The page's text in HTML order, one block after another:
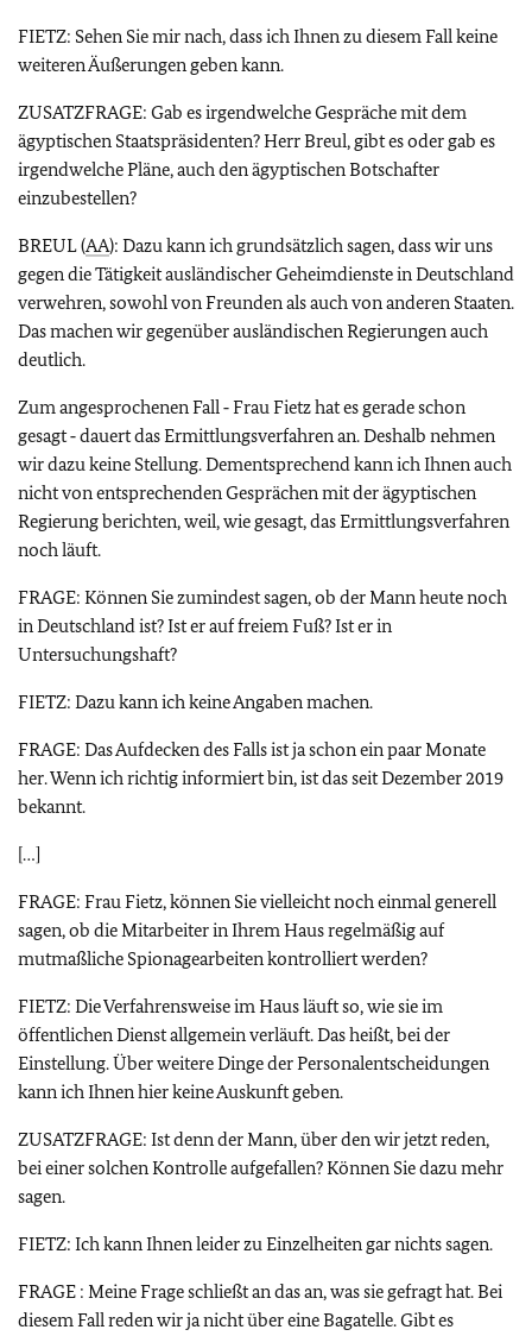
FIETZ: Sehen Sie mir nach, dass ich Ihnen zu diesem Fall keine
weiteren Äußerungen geben kann.
ZUSATZFRAGE: Gab es irgendwelche Gespräche mit dem
ägyptischen Staatspräsidenten? Herr Breul, gibt es oder gab es
irgendwelche Pläne, auch den ägyptischen Botschafter
einzubestellen?
BREUL (AA): Dazu kann ich grundsätzlich sagen, dass wir uns
gegen die Tätigkeit ausländischer Geheimdienste in Deutschland
verwehren, sowohl von Freunden als auch von anderen Staaten.
Das machen wir gegenüber ausländischen Regierungen auch
deutlich.
Zum angesprochenen Fall ‑ Frau Fietz hat es gerade schon
gesagt ‑ dauert das Ermittlungsverfahren an. Deshalb nehmen
wir dazu keine Stellung. Dementsprechend kann ich Ihnen auch
nicht von entsprechenden Gesprächen mit der ägyptischen
Regierung berichten, weil, wie gesagt, das Ermittlungsverfahren
noch läuft.
FRAGE: Können Sie zumindest sagen, ob der Mann heute noch
in Deutschland ist? Ist er auf freiem Fuß? Ist er in
Untersuchungshaft?
FIETZ: Dazu kann ich keine Angaben machen.
FRAGE: Das Aufdecken des Falls ist ja schon ein paar Monate
her. Wenn ich richtig informiert bin, ist das seit Dezember 2019
bekannt.
[…]
FRAGE: Frau Fietz, können Sie vielleicht noch einmal generell
sagen, ob die Mitarbeiter in Ihrem Haus regelmäßig auf
mutmaßliche Spionagearbeiten kontrolliert werden?
FIETZ: Die Verfahrensweise im Haus läuft so, wie sie im
öffentlichen Dienst allgemein verläuft. Das heißt, bei der
Einstellung. Über weitere Dinge der Personalentscheidungen
kann ich Ihnen hier keine Auskunft geben.
ZUSATZFRAGE: Ist denn der Mann, über den wir jetzt reden,
bei einer solchen Kontrolle aufgefallen? Können Sie dazu mehr
sagen.
FIETZ: Ich kann Ihnen leider zu Einzelheiten gar nichts sagen.
FRAGE : Meine Frage schließt an das an, was sie gefragt hat. Bei
diesem Fall reden wir ja nicht über eine Bagatelle. Gibt es